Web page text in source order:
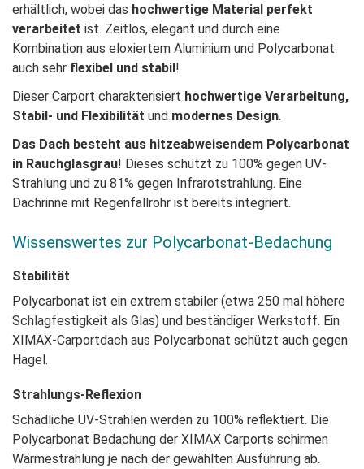
erhältlich, wobei das hochwertige Material perfekt
verarbeitet ist. Zeitlos, elegant und durch eine
Kombination aus eloxiertem Aluminium und Polycarbonat
auch sehr flexibel und stabil !
Dieser Carport charakterisiert hochwertige Verarbeitung,
Stabil- und Flexibilität und modernes Design.
Das Dach besteht aus hitzeabweisendem Polycarbonat
in Rauchglasgrau! Dieses schützt zu 100% gegen UV-
Strahlung und zu 81% gegen Infrarotstrahlung. Eine
Dachrinne mit Regenfallrohr ist bereits integriert.
Wissenswertes zur Polycarbonat-Bedachung
Stabilität
Polycarbonat ist ein extrem stabiler (etwa 250 mal höhere
Schlagfestigkeit als Glas) und beständiger Werkstoff. Ein
XIMAX-Carportdach aus Polycarbonat schützt auch gegen
Hagel.
Strahlungs-Reflexion
Schädliche UV-Strahlen werden zu 100% reflektiert. Die
Polycarbonat Bedachung der XIMAX Carports schirmen
Wärmestrahlung je nach der gewählten Ausführung ab.